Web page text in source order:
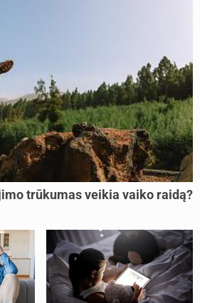
trūkumas veikia vaiko raidą?